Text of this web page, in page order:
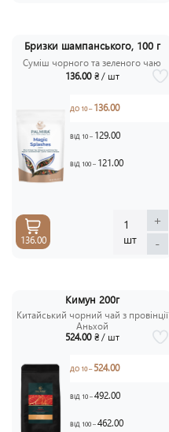
Бризки шампанського, 100 г
Суміш чорного та зеленого чаю
136.00 ₴ / шт
ДО 10 –136.00
ВІД 10 – 129.00
ВІД 100 – 121.00
1
шт
+
-
136.00
Кимун 200г
Китайський чорний чай з провінції
Аньхой
524.00 ₴ / шт
ДО 10 –524.00
ВІД 10 –492.00
ВІД 100 –462.00